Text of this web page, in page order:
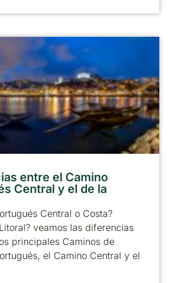
entre el Camino
Central y el de la
Central o Costa?
veamos las diferencias
principales Caminos de
el Camino Central y el